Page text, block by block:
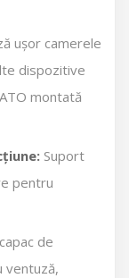
ușor camerele
dispozitive
montată
Suport
pentru
de
ventuză,